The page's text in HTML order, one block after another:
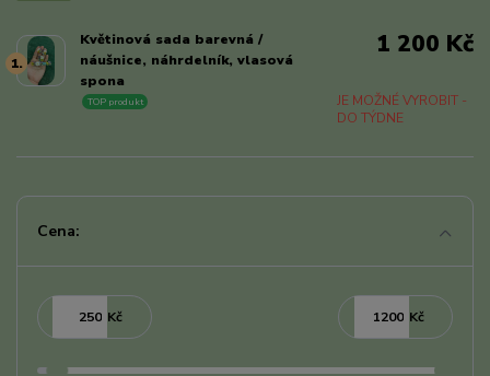
1.
Květinová sada barevná /
náušnice, náhrdelník, vlasová
spona
JE MOŽNÉ VYROBIT -
DO TÝDNE
TOP produkt
1 200 Kč
Cena:
Kč Kč